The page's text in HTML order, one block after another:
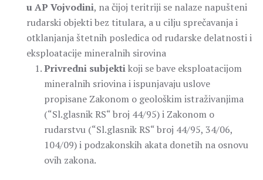
u AP Vojvodini, na čijoj teritriji se nalaze napušteni
rudarski objekti bez titulara, a u cilju sprečavanja i
otklanjanja štetnih posledica od rudarske delatnosti i
eksploatacije mineralnih sirovina
Privredni subjektikoji se bave eksploatacijom
mineralnih sriovina i ispunjavaju uslove
propisane Zakonom o geološkim istraživanjima
(“Sl.glasnik RS“ broj 44/95) i Zakonom o
rudarstvu (“Sl.glasnik RS“ broj 44/95, 34/06,
104/09) i podzakonskih akata donetih na osnovu
ovih zakona.